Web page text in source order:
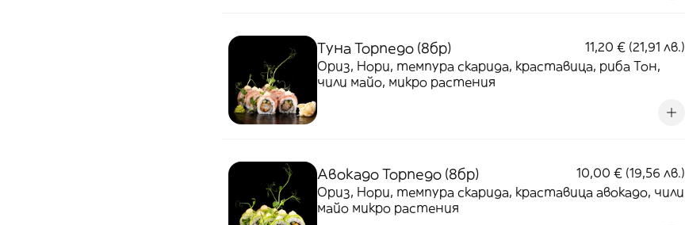
Туна Торпедо (8бр)
11,20 € (21,91 лв.)
Ориз, Нори, темпура скарида, краставица, риба Тон,
чили майо, микро растения
Авокадо Торпедо (8бр)
10,00 € (19,56 лв.)
Ориз, Нори, темпура скарида, краставица авокадо, чили
майо микро растения